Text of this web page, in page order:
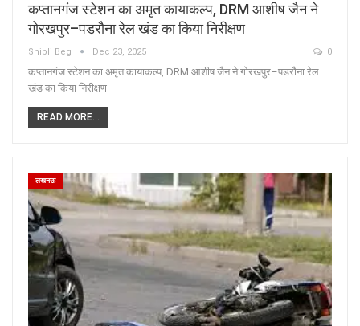
कप्तानगंज स्टेशन का अमृत कायाकल्प, DRM आशीष जैन ने
गोरखपुर–पडरौना रेल खंड का किया निरीक्षण
Shibli Beg Dec 23, 2025 0
कप्तानगंज स्टेशन का अमृत कायाकल्प, DRM आशीष जैन ने गोरखपुर–पडरौना रेल
खंड का किया निरीक्षण
READ MORE...
लखनऊ